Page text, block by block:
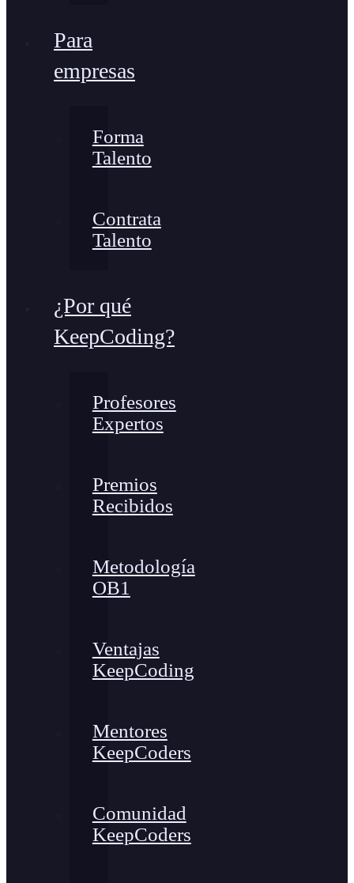
Para
empresas
Forma
Talento
Contrata
Talento
¿Por qué
KeepCoding?
Profesores
Expertos
Premios
Recibidos
Metodología
OB1
Ventajas
KeepCoding
Mentores
KeepCoders
Comunidad
KeepCoders